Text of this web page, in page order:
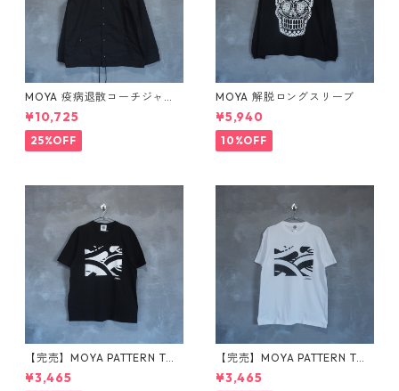
MOYA 疫病退散コーチジャケ
ット
¥10,725
25%OFF
MOYA 解脱ロングスリーブ
¥5,940
10%OFF
【完売】MOYA PATTERN Tシ
ャツ 黒
¥3,465
【完売】MOYA PATTERN Tシ
ャツ 白
¥3,465